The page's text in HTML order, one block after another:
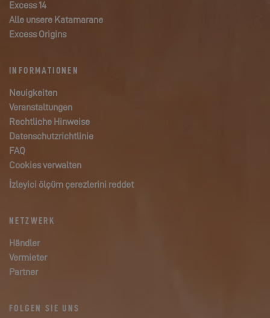
Excess 14
Alle unsere Katamarane
Excess Origins
INFORMATIONEN
Neuigkeiten
Veranstaltungen
Rechtliche Hinweise
Datenschutzrichtlinie
FAQ
Cookies verwalten
İzleyici ölçüm çerezlerini reddet
NETZWERK
Händler
Vermieter
Partner
FOLGEN SIE UNS